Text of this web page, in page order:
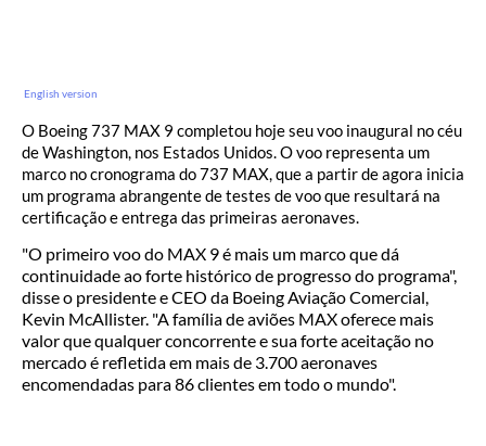
English version
O Boeing 737 MAX 9 completou hoje seu voo inaugural no céu
de Washington, nos Estados Unidos. O voo representa um
marco no cronograma do 737 MAX, que a partir de agora inicia
um programa abrangente de testes de voo que resultará na
certificação e entrega das primeiras aeronaves.
"O primeiro voo do MAX 9 é mais um marco que dá
continuidade ao forte histórico de progresso do programa",
disse o presidente e CEO da Boeing Aviação Comercial,
Kevin McAllister. "A família de aviões MAX oferece mais
valor que qualquer concorrente e sua forte aceitação no
mercado é refletida em mais de 3.700 aeronaves
encomendadas para 86 clientes em todo o mundo".